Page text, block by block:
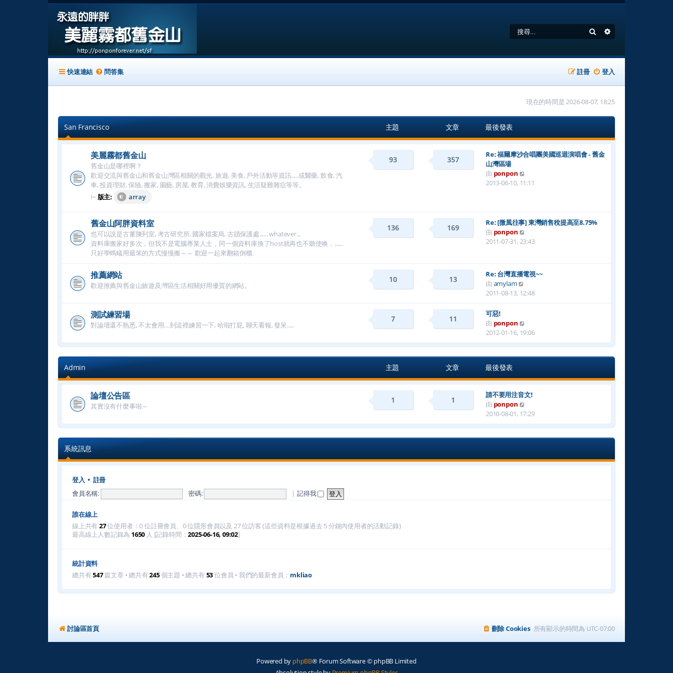
搜尋
快速連結 問答集 登入
註冊
現在的時間是 2026-08-07, 18:25
San Francisco 主題 文章 最後發表
美麗霧都舊金山
舊金山是哪裡啊？
歡迎交流與舊金山和舊金山灣區相關的觀光, 旅遊, 美食, 戶外活動等資訊.....或醫藥, 飲食, 汽
車, 投資理財, 保險, 搬家, 園藝, 房屋, 教育, 消費娛樂資訊, 生活疑難雜症等等。
⊢ 版主: array
93 357
Re: 福爾摩沙合唱團美國巡迴演唱會 - 舊金
山灣區場
由 ponpon
視
表
2013-06-10, 11:11
舊金山阿胖資料室
也可以說是古董陳列室, 考古研究所, 國家檔案局, 古蹟保護處...... whatever...
資料庫搬家好多次，但我不是電腦專業人士，同一個資料庫換了host就再也不聽使喚，......
只好學螞蟻用最笨的方式慢慢搬～～ 歡迎一起來翻箱倒櫃.
136 169
Re: [微風往事] 東灣銷售稅提高至8.75%
由 ponpon
視
發
表
2011-07-31, 23:43
推薦網站
歡迎推薦與舊金山旅遊及灣區生活相關好用優質的網站。
10 13
Re: 台灣直播電視~~
由 amylam
視
表
2011-08-13, 12:48
測試練習場
對論壇還不熟悉, 不太會用....到這裡練習一下, 哈啦打屁, 聊天看報, 發呆.....
7 11
可惡!
由 ponpon
視
發
2012-01-16, 19:06
Admin 主題 文章 最後發表
論壇公告區
其實沒有什麼事啦～
1 1
請不要用注音文!
由 ponpon
視
發
2010-08-01, 17:29
系統訊息
登入 • 註冊
會員名稱: 密碼: | 記得我
誰在線上
線上共有27位使用者：0 位註冊會員、0 位隱形會員以及 27 位訪客 (這些資料是根據過去 5 分鐘內使用者的活動記錄)
最高線上人數記錄為 1650 人 [記錄時間：2025-06-16, 09:02]
統計資料
總共有547篇文章 • 總共有245個主題 • 總共有53位會員 • 我們的最新會員： mkliao
討論區首頁 所有顯示的時間為 UTC-07:00
刪除 Cookies
Powered by phpBB® Forum Software © phpBB Limited